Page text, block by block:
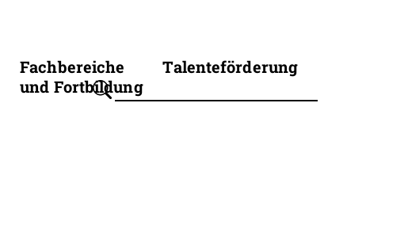
Fachbereiche
und Fortbildung
Talenteförderung
Suchbegriff eingeben